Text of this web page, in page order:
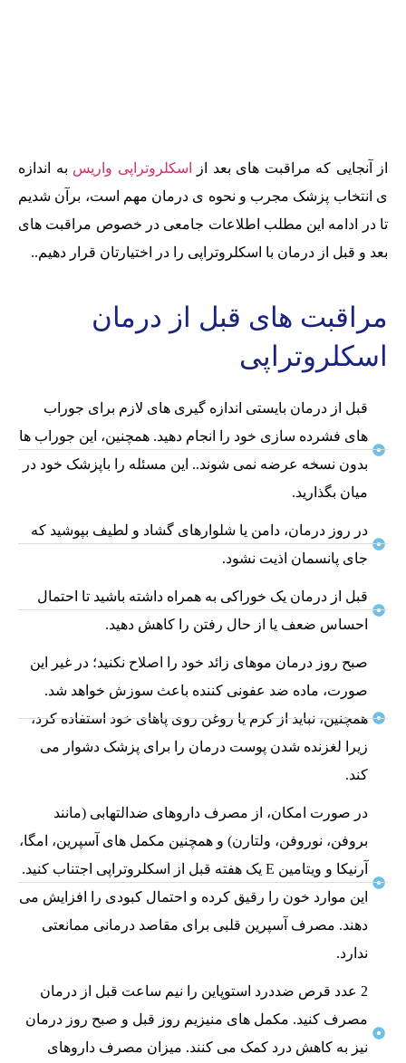
از آنجایی که مراقبت های بعد از اسکلروتراپی واریس به اندازه
ی انتخاب پزشک مجرب و نحوه ی درمان مهم است، برآن شدیم
تا در ادامه این مطلب اطلاعات جامعی در خصوص مراقبت های
بعد و قبل از درمان با اسکلروتراپی را در اختیارتان قرار دهیم..
مراقبت های قبل از درمان
اسکلروتراپی
قبل از درمان بایستی اندازه گیری های لازم برای جوراب
های فشرده سازی خود را انجام دهید. همچنین، این جوراب ها
بدون نسخه عرضه نمی شوند.. این مسئله را باپزشک خود در
میان بگذارید.
در روز درمان، دامن یا شلوارهای گشاد و لطیف بپوشید که
جای پانسمان اذیت نشود.
قبل از درمان یک خوراکی به همراه داشته باشید تا احتمال
احساس ضعف یا از حال رفتن را کاهش دهید.
صبح روز درمان موهای زائد خود را اصلاح نکنید؛ در غیر این
صورت، ماده ضد عفونی کننده باعث سوزش خواهد شد.
همچنین، نباید از کرم یا روغن روی پاهای خود استفاده کرد،
زیرا لغزنده شدن پوست درمان را برای پزشک دشوار می
کند.
در صورت امکان، از مصرف داروهای ضدالتهابی (مانند
بروفن، نوروفن، ولتارن) و همچنین مکمل های آسپرین، امگا،
آرنیکا و ویتامین E یک هفته قبل از اسکلروتراپی اجتناب کنید.
این موارد خون را رقیق کرده و احتمال کبودی را افزایش می
دهند. مصرف آسپرین قلبی برای مقاصد درمانی ممانعتی
ندارد.
2 عدد قرص ضددرد استوپاین را نیم ساعت قبل از درمان
مصرف کنید. مکمل های منیزیم روز قبل و صبح روز درمان
نیز به کاهش درد کمک می کنند. میزان مصرف داروهای